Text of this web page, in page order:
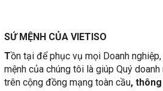
SỨ MỆNH CỦA VIETISO
Tồn tại để phục vụ mọi Doanh
mệnh của chúng tôi là giúp Quý
trên cộng đồng mạng toàn cầu,